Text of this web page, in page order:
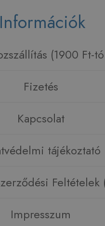
Információk
(1900 Ft-
Fizetés
Kapcsolat
tájékoztató
Feltételek
Impresszum